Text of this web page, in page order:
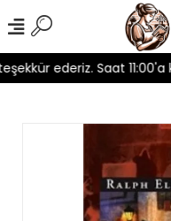
ederiz. Saat 11:00'a